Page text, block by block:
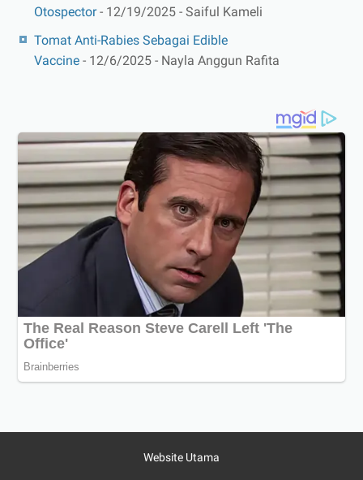
Otospector- 12/19/2025 - Saiful Kameli
Tomat Anti-Rabies Sebagai Edible
Vaccine - 12/6/2025 - Nayla Anggun Rafita
Website Utama